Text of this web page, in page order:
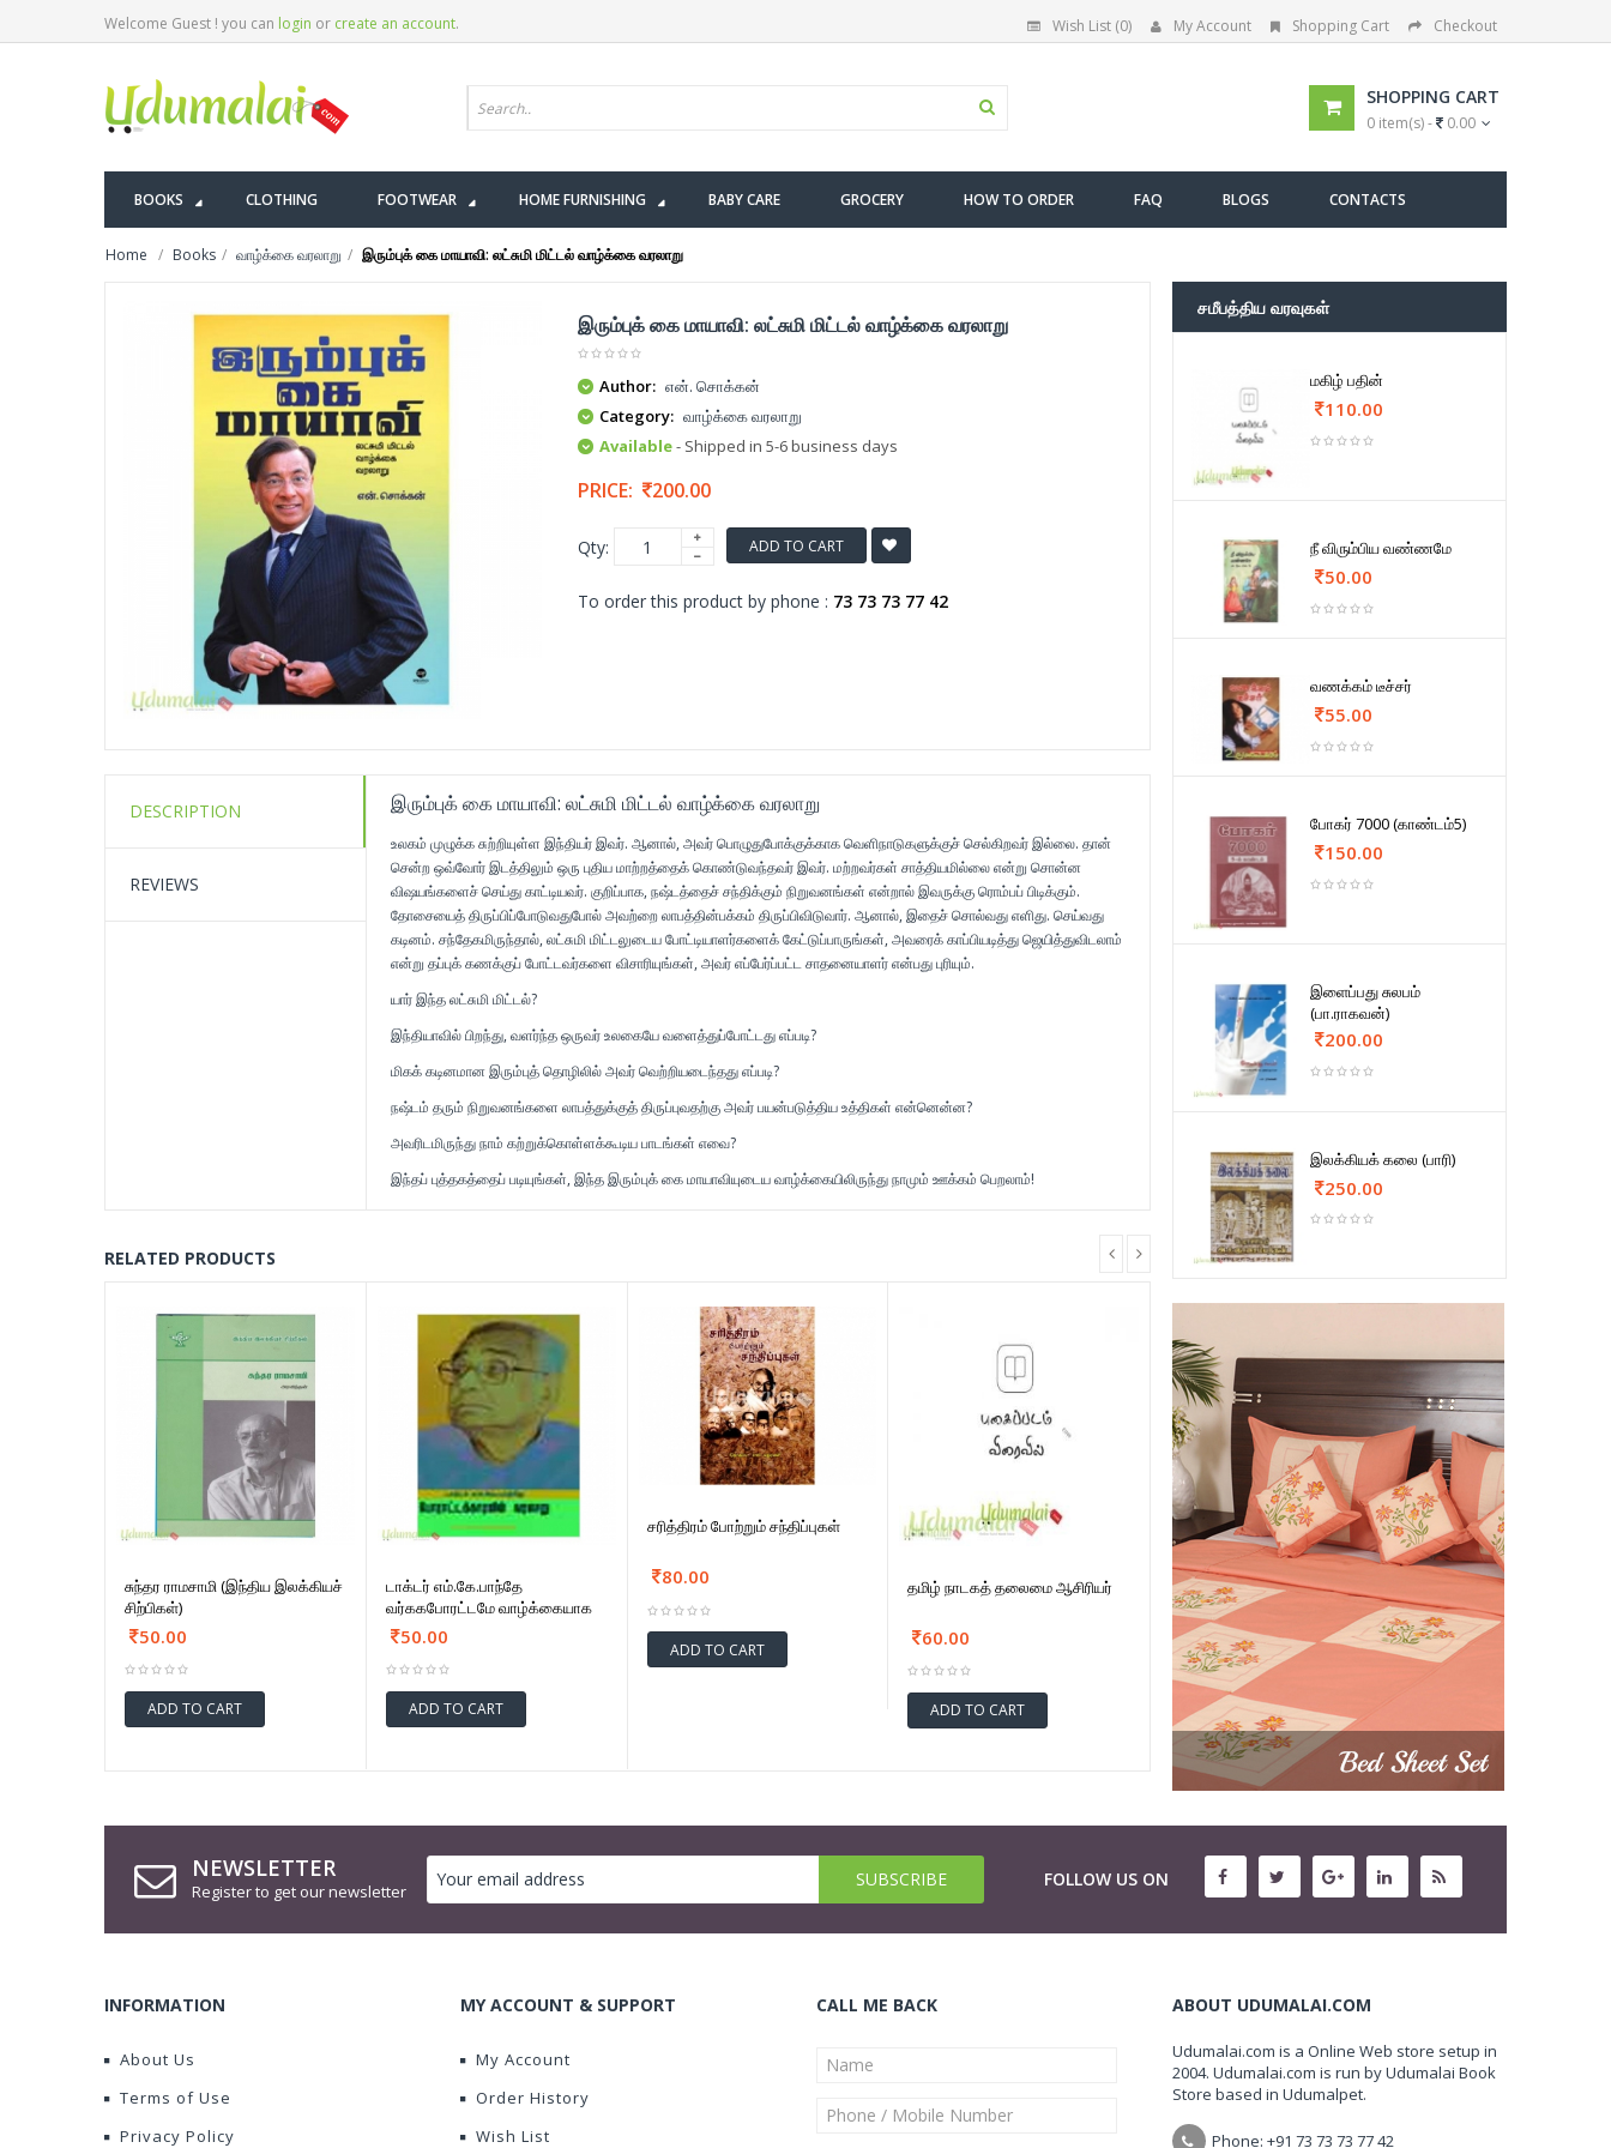
Welcome Guest ! you can login or create an account. Wish List (0) My Account Shopping Cart Checkout
SHOPPING CART
0 item(s) - 0.00
BOOKS CLOTHING FOOTWEAR HOME FURNISHING BABY CARE GROCERY HOW TO ORDER FAQ BLOGS CONTACTS
Home Books வாழ்க்கை வரலாறு இரும்புக் கை மாயாவி: லட்சுமி மிட்டல் வாழ்க்கை வரலாறு
இரும்புக் கை மாயாவி: லட்சுமி மிட்டல் வாழ்க்கை வரலாறு
Author: என். சொக்கன்
Category: வாழ்க்கை வரலாறு
Available- Shipped in 5-6 business days
PRICE: 200.00
Qty: ADD TO CART
To order this product by phone : 73 73 73 77 42
DESCRIPTION
REVIEWS
இரும்புக் கை மாயாவி: லட்சுமி மிட்டல் வாழ்க்கை வரலாறு
உலகம் முழுக்க சுற்றியுள்ள இந்தியர் இவர். ஆனால், அவர் பொழுதுபோக்குக்காக வெளிநாடுகளுக்குச் செல்கிறவர் இல்லை. தான்
சென்ற ஒவ்வோர் இடத்திலும் ஒரு புதிய மாற்றத்தைக் கொண்டுவந்தவர் இவர். மற்றவர்கள் சாத்தியமில்லை என்று சொன்ன
விஷயங்களைச் செய்து காட்டியவர். குறிப்பாக, நஷ்டத்தைச் சந்திக்கும் நிறுவனங்கள் என்றால் இவருக்கு ரொம்பப் பிடிக்கும்.
தோசையைத் திருப்பிப்போடுவதுபோல் அவற்றை லாபத்தின்பக்கம் திருப்பிவிடுவார். ஆனால், இதைச் சொல்வது எளிது. செய்வது
கடினம். சந்தேகமிருந்தால், லட்சுமி மிட்டலுடைய போட்டியாளர்களைக் கேட்டுப்பாருங்கள், அவரைக் காப்பியடித்து ஜெயித்துவிடலாம்
என்று தப்புக் கணக்குப் போட்டவர்களை விசாரியுங்கள், அவர் எப்பேர்ப்பட்ட சாதனையாளர் என்பது புரியும்.
யார் இந்த லட்சுமி மிட்டல்?
இந்தியாவில் பிறந்து, வளர்ந்த ஒருவர் உலகையே வளைத்துப்போட்டது எப்படி?
மிகக் கடினமான இரும்புத் தொழிலில் அவர் வெற்றியடைந்தது எப்படி?
நஷ்டம் தரும் நிறுவனங்களை லாபத்துக்குத் திருப்புவதற்கு அவர் பயன்படுத்திய உத்திகள் என்னென்ன?
அவரிடமிருந்து நாம் கற்றுக்கொள்ளக்கூடிய பாடங்கள் எவை?
இந்தப் புத்தகத்தைப் படியுங்கள், இந்த இரும்புக் கை மாயாவியுடைய வாழ்க்கையிலிருந்து நாமும் ஊக்கம் பெறலாம்!
RELATED PRODUCTS
சுந்தர ராமசாமி (இந்திய இலக்கியச்
சிற்பிகள்)
50.00
ADD TO CART
டாக்டர் எம்.கே.பாந்தே
வர்ககபோரட்டமே வாழ்க்கையாக
50.00
ADD TO CART
சரித்திரம் போற்றும் சந்திப்புகள்
80.00
ADD TO CART
தமிழ் நாடகத் தலைமை ஆசிரியர்
60.00
ADD TO CART
சமீபத்திய வரவுகள்
மகிழ் பதின்
110.00
நீ விரும்பிய வண்ணமே
50.00
வணக்கம் டீச்சர்
55.00
போகர் 7000 (காண்டம்5)
150.00
இளைப்பது சுலபம்
(பா.ராகவன்)
200.00
இலக்கியக் கலை (பாரி)
250.00
NEWSLETTER
Register to get our newsletter
FOLLOW US ON
INFORMATION
About Us
Terms of Use
Privacy Policy
MY ACCOUNT & SUPPORT
My Account
Order History
Wish List
CALL ME BACK ABOUT UDUMALAI.COM
Udumalai.com is a Online Web store setup in
2004. Udumalai.com is run by Udumalai Book
Store based in Udumalpet.
Phone: +91 73 73 73 77 42